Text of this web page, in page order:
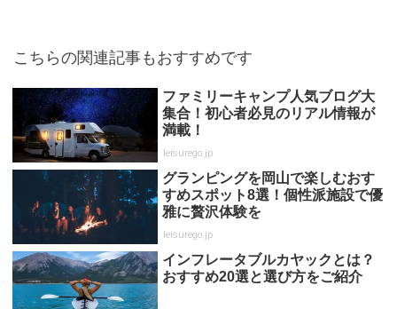
こちらの関連記事もおすすめです
ファミリーキャンプ人気ブログ大
集合！初心者必見のリアル情報が
満載！
leisurego.jp
グランピングを岡山で楽しむおす
すめスポット8選！個性派施設で優
雅に贅沢体験を
leisurego.jp
インフレータブルカヤックとは？
おすすめ20選と選び方をご紹介